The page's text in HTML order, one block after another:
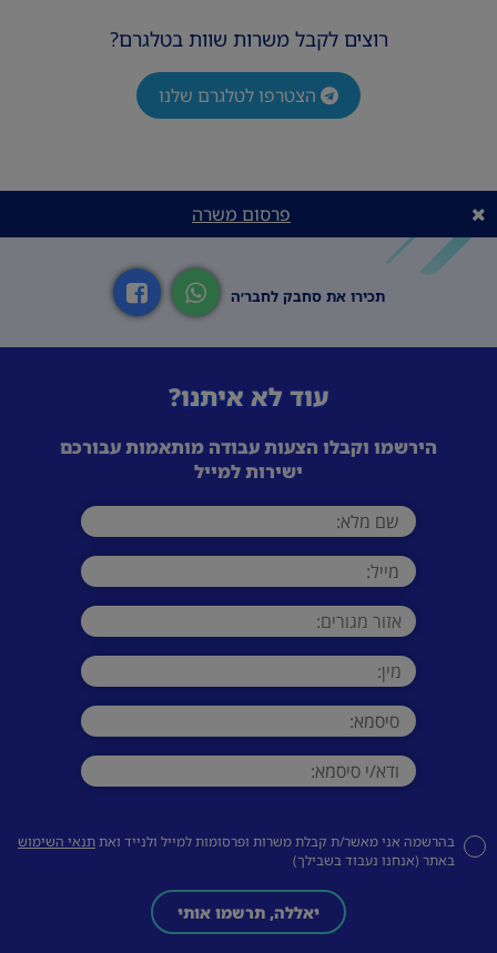
✨ תודעת שירות גבוהה ויחסי אנוש טובים ✨
יכולת עבודה בצוות ✨ ניסיון קודם בתפקידי
שירות/מכירה ואהבה לתחום האופנה - יתרון.
רוצים לקבל משרות שוות בטלגרם?
הצטרפו לטלגרם שלנו
פרסום משרה
תכירו את סחבק לחבר׳ה
עוד לא איתנו?
הירשמו וקבלו הצעות עבודה מותאמות עבורכם
ישירות למייל
בהרשמה אני מאשר/ת קבלת משרות ופרסומות למייל ולנייד ואתתנאי השימוש
באתר (אנחנו נעבוד בשבילך)
יאללה, תרשמו אותי